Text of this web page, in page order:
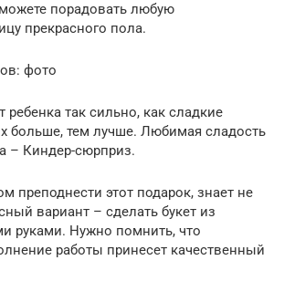
порадовать любую
прекрасного пола.
фото
ребенка так сильно, как сладкие
больше, тем лучше. Любимая сладость
– Киндер-сюрприз.
преподнести этот подарок, знает не
вариант – сделать букет из
руками. Нужно помнить, что
работы принесет качественный